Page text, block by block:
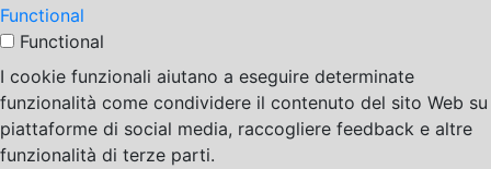
Functional
Functional
I cookie funzionali aiutano a eseguire determinate
funzionalità come condividere il contenuto del sito Web su
piattaforme di social media, raccogliere feedback e altre
funzionalità di terze parti.